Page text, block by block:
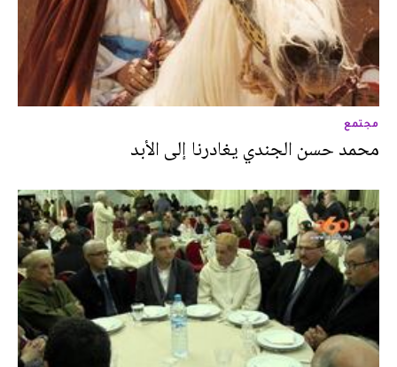
مجتمع
محمد حسن الجندي يغادرنا إلى الأبد